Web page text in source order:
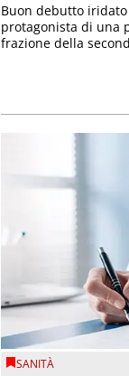
Buon debutto
protagonista di una
frazione della
SANITÀ